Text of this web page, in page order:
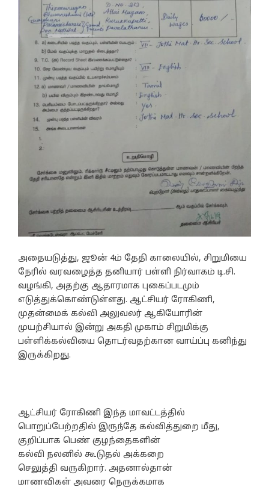
அதையடுத்து, ஜூன் 4ம் தேதி காலையில், சிறுமியை
நேரில் வரவழைத்த தனியார் பள்ளி நிர்வாகம் டி.சி.
வழங்கி, அதற்கு ஆதாரமாக புகைப்படமும்
எடுத்துக்கொண்டுள்ளது. ஆட்சியர் ரோகிணி,
முதன்மைக் கல்வி அலுவலர் ஆகியோரின்
முயற்சியால் இன்று அகதி முகாம் சிறுமிக்கு
பள்ளிக்கல்வியை தொடர்வதற்கான வாய்ப்பு கனிந்து
இருக்கிறது.
ஆட்சியர் ரோகிணி இந்த மாவட்டத்தில்
பொறுப்பேற்றதில் இருந்தே கல்வித்துறை மீது,
குறிப்பாக பெண் குழந்தைகளின்
கல்வி நலனில் கூடுதல் அக்கறை
செலுத்தி வருகிறார். அதனால்தான்
மாணவிகள் அவரை நெருக்கமாக